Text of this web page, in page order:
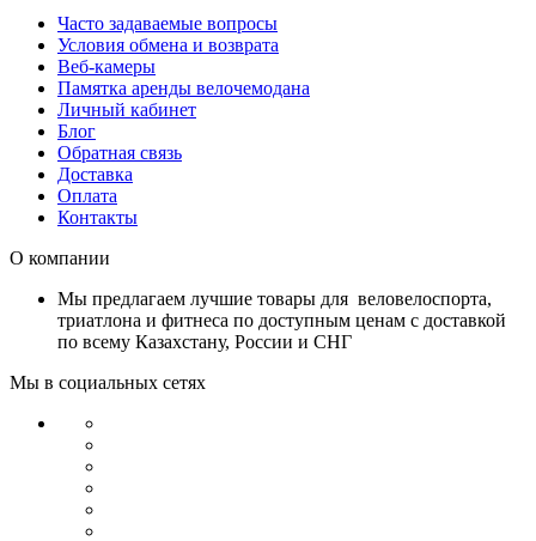
Часто задаваемые вопросы
Условия обмена и возврата
Веб-камеры
Памятка аренды велочемодана
Личный кабинет
Блог
Обратная связь
Доставка
Оплата
Контакты
О компании
Мы предлагаем лучшие товары для веловелоспорта,
триатлона и фитнеса по доступным ценам с доставкой
по всему Казахстану, России и СНГ
Мы в социальных сетях